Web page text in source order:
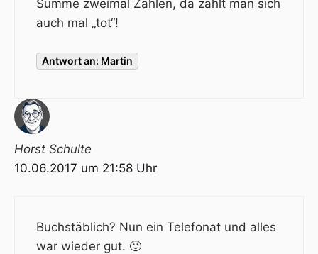
Summe zweimal Zahlen, da zahlt man sich
auch mal „tot“!
Antwort an: Martin
Horst Schulte
10.06.2017 um 21:58 Uhr
Buchstäblich? Nun ein Telefonat und alles
war wieder gut. 🙂